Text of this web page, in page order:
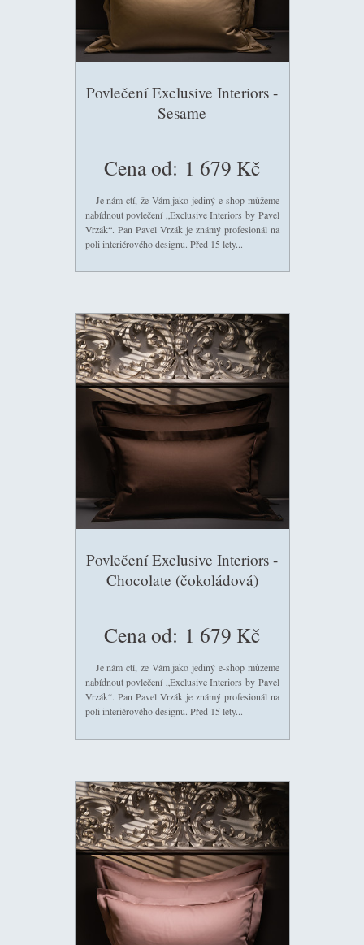
Povlečení Exclusive Interiors -
Sesame
Cena od: 1 679 Kč
Je nám ctí, že Vám jako jediný e-shop můžeme
nabídnout povlečení „Exclusive Interiors by Pavel
Vrzák“. Pan Pavel Vrzák je známý profesionál na
poli interiérového designu. Před 15 lety...
Povlečení Exclusive Interiors -
Chocolate (čokoládová)
Cena od: 1 679 Kč
Je nám ctí, že Vám jako jediný e-shop můžeme
nabídnout povlečení „Exclusive Interiors by Pavel
Vrzák“. Pan Pavel Vrzák je známý profesionál na
poli interiérového designu. Před 15 lety...